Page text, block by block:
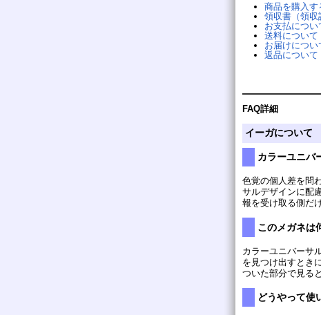
商品を購入す
領収書（領収
お支払につい
送料について
お届けについ
返品について
FAQ詳細
イーガについて
カラーユニバ
色覚の個人差を問
サルデザインに配
報を受け取る側だ
このメガネは
カラーユニバーサ
を見つけ出すとき
ついた部分で見る
どうやって使